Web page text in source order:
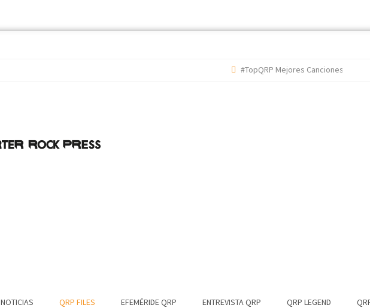
#TopQRP Mejores Canciones 2022
NOTICIAS QRP FILES EFEMÉRIDE QRP ENTREVISTA QRP QRP LEGEND